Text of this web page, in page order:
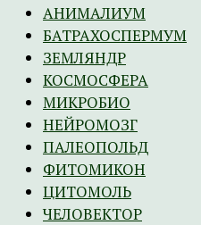
АНИМАЛИУМ
БАТРАХОСПЕРМУМ
ЗЕМЛЯНДР
КОСМОСФЕРА
МИКРОБИО
НЕЙРОМОЗГ
ПАЛЕОПОЛЬД
ФИТОМИКОН
ЦИТОМОЛЬ
ЧЕЛОВЕКТОР